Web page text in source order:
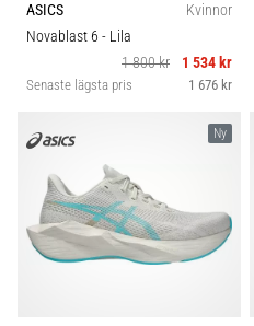
ASICS
Kvinnor
Novablast 6 - Lila
1 800 kr
1 534 kr
Senaste lägsta pris 1 676 kr
Ny